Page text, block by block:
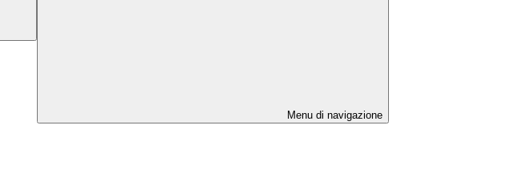
Menu di navigazione